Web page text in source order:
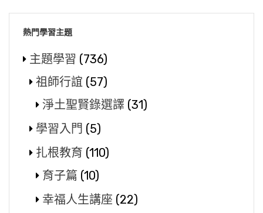
熱門學習主題
主題學習 (736)
祖師行誼 (57)
淨土聖賢錄選譯 (31)
學習入門 (5)
扎根教育 (110)
育子篇 (10)
幸福人生講座 (22)